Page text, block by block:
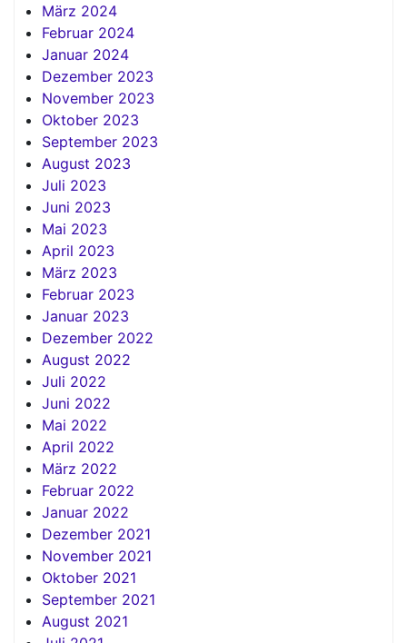
März 2024
Februar 2024
Januar 2024
Dezember 2023
November 2023
Oktober 2023
September 2023
August 2023
Juli 2023
Juni 2023
Mai 2023
April 2023
März 2023
Februar 2023
Januar 2023
Dezember 2022
August 2022
Juli 2022
Juni 2022
Mai 2022
April 2022
März 2022
Februar 2022
Januar 2022
Dezember 2021
November 2021
Oktober 2021
September 2021
August 2021